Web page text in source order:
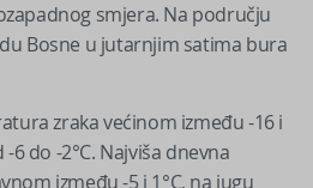
smjera. Na području
Bosne u jutarnjim satima bura
zraka većinom između -16 i
6 do -2°C. Najviša dnevna
između -5 i 1°C, na jugu